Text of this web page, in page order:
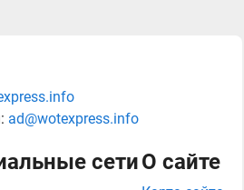
ad@wotexpress.info
сетиО сайте